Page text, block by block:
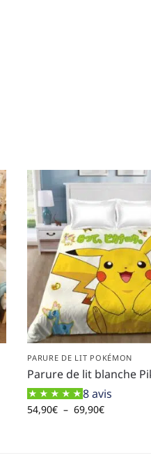
PARURE DE LIT POKÉMON
Parure de lit blanche
8 avis
54,90€ – 69,90€